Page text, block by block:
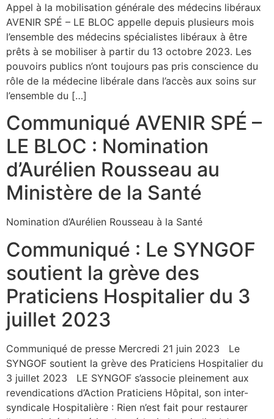
Appel à la mobilisation générale des médecins libéraux
AVENIR SPÉ – LE BLOC appelle depuis plusieurs mois
l’ensemble des médecins spécialistes libéraux à être
prêts à se mobiliser à partir du 13 octobre 2023. Les
pouvoirs publics n’ont toujours pas pris conscience du
rôle de la médecine libérale dans l’accès aux soins sur
l’ensemble du […]
Communiqué AVENIR SPÉ –
LE BLOC : Nomination
d’Aurélien Rousseau au
Ministère de la Santé
Nomination d’Aurélien Rousseau à la Santé
Communiqué : Le SYNGOF
soutient la grève des
Praticiens Hospitalier du 3
juillet 2023
Communiqué de presse Mercredi 21 juin 2023 Le
SYNGOF soutient la grève des Praticiens Hospitalier du
3 juillet 2023 LE SYNGOF s’associe pleinement aux
revendications d’Action Praticiens Hôpital, son inter-
syndicale Hospitalière : Rien n’est fait pour restaurer